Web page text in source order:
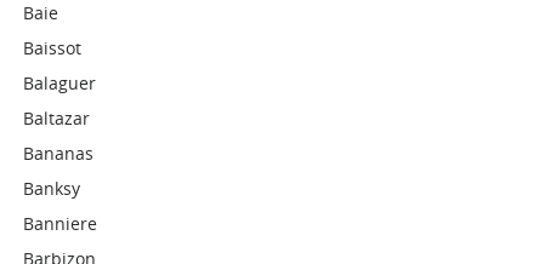
Baie
Baissot
Balaguer
Baltazar
Bananas
Banksy
Banniere
Barbizon